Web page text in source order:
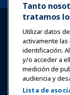
Tanto
tratamos
Utilizar datos
activamente
identificación.
y/o acceder a
medición de
audiencia y
Lista de